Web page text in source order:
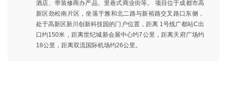
酒店、带装修商办产品、里巷式商业街等。 项目位于成都市高
新区劲松南片区，坐落于雅和北二路与新裕路交叉路口东侧，
处于高新区新川创新科技园的门户位置，距离 1号线广都站C出
口约150米，距离世纪城新会展中心约7公里，距离天府广场约
18公里，距离双流国际机场约26公里。